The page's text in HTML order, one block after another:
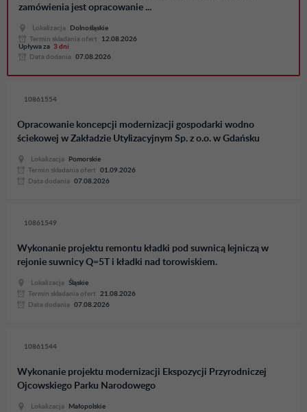
zamówienia jest opracowanie ...
Lokalizacja
Dolnośląskie
Termin skladania ofert
12.08.2026
Upływa za 3 dni
Data dodania
07.08.2026
10861554
Opracowanie koncepcji modernizacji gospodarki wodno
ściekowej w Zakładzie Utylizacyjnym Sp. z o.o. w Gdańsku
Lokalizacja
Pomorskie
Termin skladania ofert
01.09.2026
Data dodania
07.08.2026
10861549
Wykonanie projektu remontu kładki pod suwnicą lejniczą w
rejonie suwnicy Q=5T i kładki nad torowiskiem.
Lokalizacja
Śląskie
Termin skladania ofert
21.08.2026
Data dodania
07.08.2026
10861544
Wykonanie projektu modernizacji Ekspozycji Przyrodniczej
Ojcowskiego Parku Narodowego
Lokalizacja
Małopolskie